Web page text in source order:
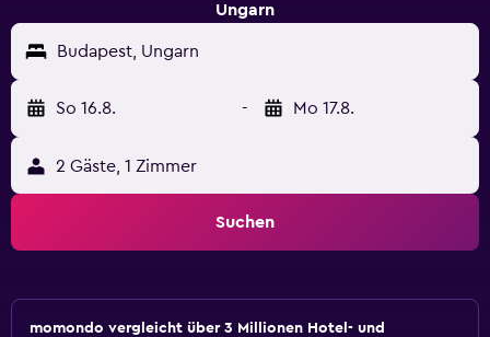
Ungarn
Budapest, Ungarn
So 16.8. - Mo 17.8.
2 Gäste, 1 Zimmer
Suchen
momondo vergleicht über 3 Millionen Hotel- und